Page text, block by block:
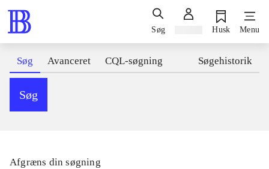
Søg Husk Menu
Søg Avanceret CQL-søgning Søgehistorik
Søg
Afgræns din søgning